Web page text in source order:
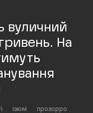
вуличний
На
ізюм прозорро